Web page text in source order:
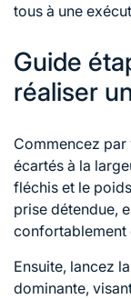
tous à une
Guide
réaliser
Commencez
écartés à la
fléchis et le
prise détendue,
confortablement
Ensuite, lancez
dominante,